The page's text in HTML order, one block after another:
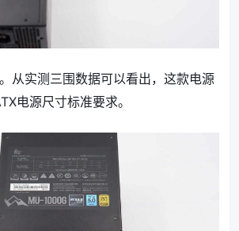
从实测三围数据可以看出，这款电源
电源尺寸标准要求。